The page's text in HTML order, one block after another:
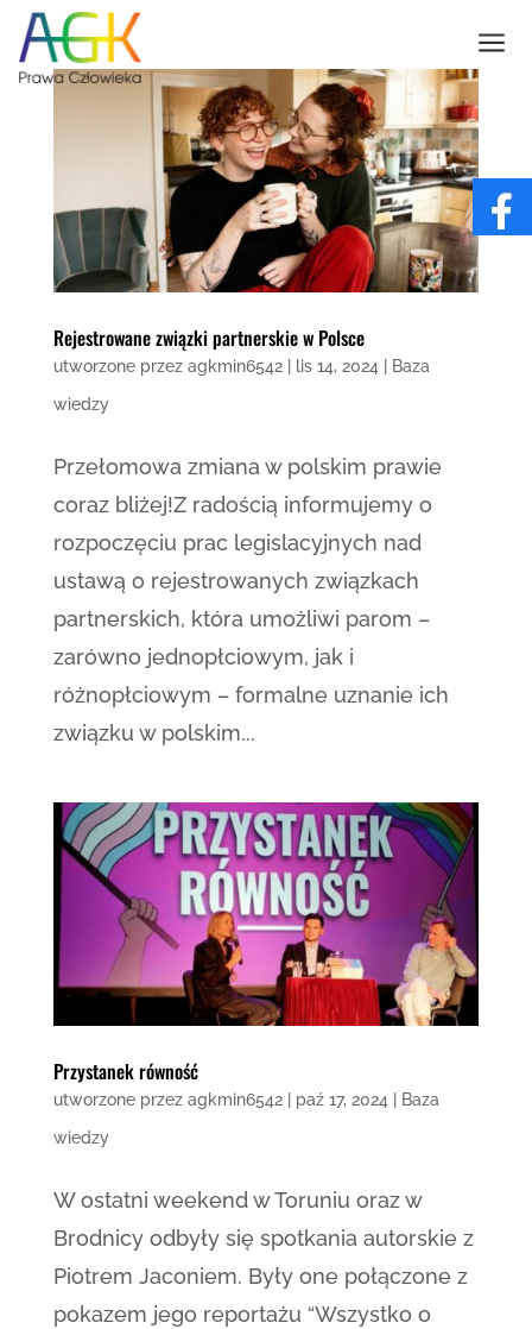
a
Rejestrowane związki partnerskie w Polsce
utworzone przez agkmin6542| lis 14, 2024
Baza
wiedzy
Przełomowa zmiana w polskim prawie
coraz bliżej!Z radością informujemy o
rozpoczęciu prac legislacyjnych nad
ustawą o rejestrowanych związkach
partnerskich, która umożliwi parom –
zarówno jednopłciowym, jak i
różnopłciowym – formalne uznanie ich
związku w polskim...
Przystanek równość
utworzone przez agkmin6542| paź 17, 2024|
Baza
wiedzy
W ostatni weekend w Toruniu oraz w
Brodnicy odbyły się spotkania autorskie z
Piotrem Jaconiem. Były one połączone z
pokazem jego reportażu “Wszystko o